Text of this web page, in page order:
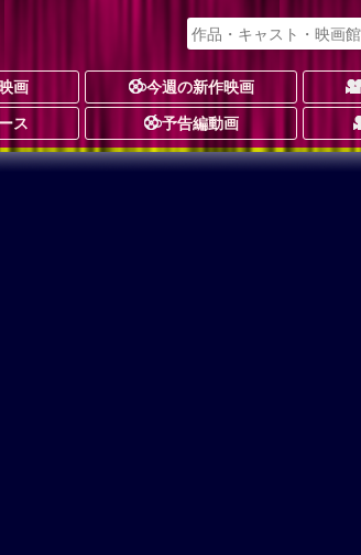
画 今週の新作映画
ス 予告編動画